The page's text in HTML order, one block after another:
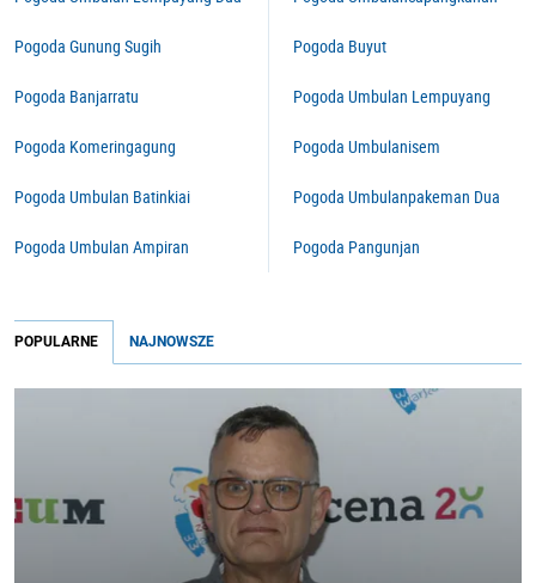
Pogoda Gunung Sugih
Pogoda Banjarratu
Pogoda Komeringagung
Pogoda Umbulan Batinkiai
Pogoda Umbulan Ampiran
Pogoda Buyut
Pogoda Umbulan Lempuyang
Pogoda Umbulanisem
Pogoda Umbulanpakeman Dua
Pogoda Pangunjan
POPULARNE NAJNOWSZE